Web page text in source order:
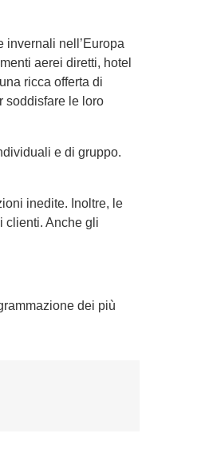
invernali nell’Europa
aerei diretti, hotel
ricca offerta di
soddisfare le loro
e di gruppo.
inedite. Inoltre, le
clienti. Anche gli
dei più